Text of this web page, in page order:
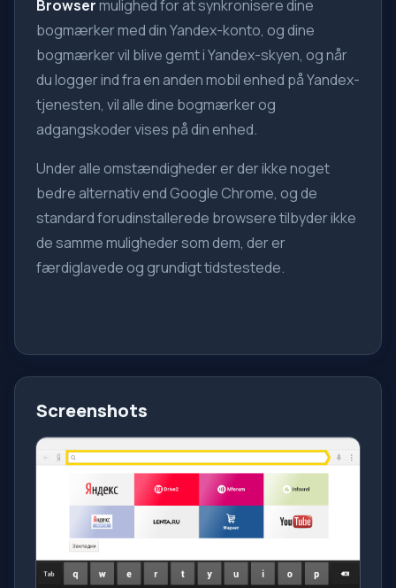
Browsermulighed for at synkronisere dine
bogmærker med din Yandex-konto, og dine
bogmærker vil blive gemt i Yandex-skyen, og når
du logger ind fra en anden mobil enhed på Yandex-
tjenesten, vil alle dine bogmærker og
adgangskoder vises på din enhed.
Under alle omstændigheder er der ikke noget
bedre alternativ end Google Chrome, og de
standard forudinstallerede browsere tilbyder ikke
de samme muligheder som dem, der er
færdiglavede og grundigt tidstestede.
Screenshots